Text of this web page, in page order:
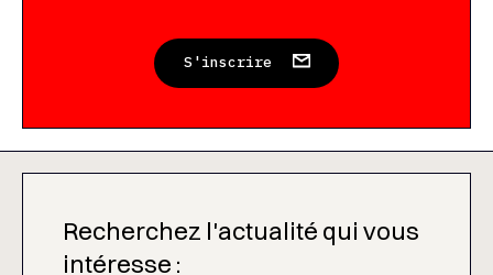
S'inscrire
Recherchez l'actualité qui vous
intéresse :